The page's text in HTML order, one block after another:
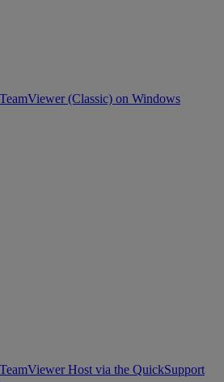
(Classic) on Windows
Host via the QuickSupport